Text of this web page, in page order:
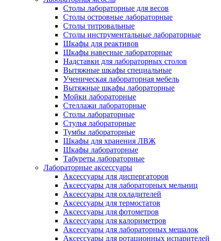
Столы лабораторные для весов
Столы островные лабораторные
Столы титровальные
Столы инструментальные лабораторные
Шкафы для реактивов
Шкафы навесные лабораторные
Надставки для лабораторных столов
Вытяжные шкафы специальные
Ученическая лабораторная мебель
Вытяжные шкафы лабораторные
Мойки лабораторные
Стеллажи лабораторные
Столы лабораторные
Стулья лабораторные
Тумбы лабораторные
Шкафы для хранения ЛВЖ
Шкафы лабораторные
Табуреты лабораторные
Лабораторные аксессуары
Аксессуары для диспергаторов
Аксессуары для лабораторных мельниц
Аксессуары для охладителей
Аксессуары для термостатов
Аксессуары для фотометров
Аксессуары для калориметров
Аксессуары для лабораторных мешалок
Аксессуары для ротационных испарителей